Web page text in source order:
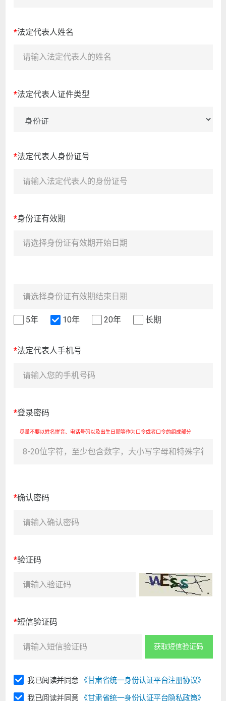
*法定代表人姓名
*法定代表人证件类型
*法定代表人身份证号
*身份证有效期
5年 10年 20年 长期
*法定代表人手机号
*登录密码
尽量不要以姓名拼音、电话号码以及出生日期等作为口令或者口令的组成部分
*确认密码
*验证码
*短信验证码
获取短信验证码
我已阅读并同意
《甘肃省统一身份认证平台注册协议》
我已阅读并同意
《甘肃省统一身份认证平台隐私政策》